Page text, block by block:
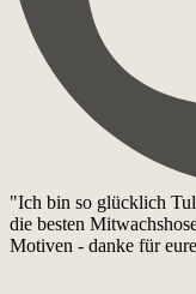
"Ich bin so glücklich
die besten
Motiven - danke für